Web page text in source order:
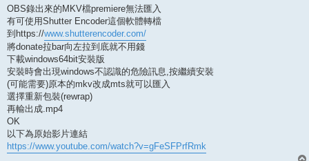
s
OBS錄出來的MKV檔premiere無法匯入
有可使用Shutter Encoder這個軟體轉檔
到https://www.shutterencoder.com/
將donate拉bar向左拉到底就不用錢
下載windows64bit安裝版
安裝時會出現windows不認識的危險訊息,按繼續安裝
(可能需要)原本的mkv改成mts就可以匯入
選擇重新包裝(rewrap)
再輸出成.mp4
OK
以下為原始影片連結
https://www.youtube.com/watch?v=gFeSFPrfRmk